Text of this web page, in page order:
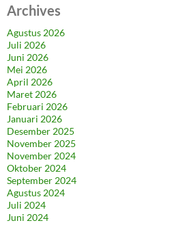
Archives
Agustus 2026
Juli 2026
Juni 2026
Mei 2026
April 2026
Maret 2026
Februari 2026
Januari 2026
Desember 2025
November 2025
November 2024
Oktober 2024
September 2024
Agustus 2024
Juli 2024
Juni 2024